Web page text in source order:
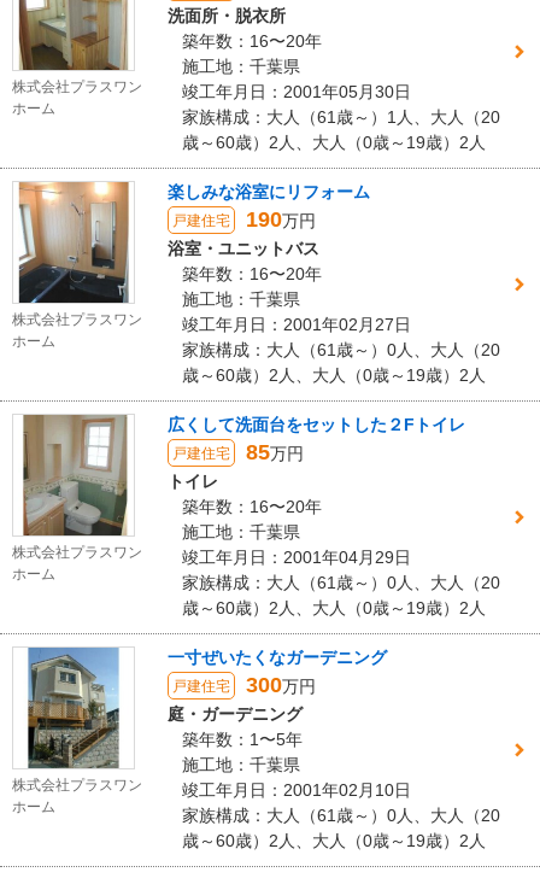
株式会社プラスワン
ホーム
洗面所・脱衣所
築年数：16〜20年
施工地：千葉県
竣工年月日：2001年05月30日
家族構成：大人（61歳～）1人、大人（20
歳～60歳）2人、大人（0歳～19歳）2人
株式会社プラスワン
ホーム
楽しみな浴室にリフォーム
戸建住宅 190万円
浴室・ユニットバス
築年数：16〜20年
施工地：千葉県
竣工年月日：2001年02月27日
家族構成：大人（61歳～）0人、大人（20
歳～60歳）2人、大人（0歳～19歳）2人
株式会社プラスワン
ホーム
広くして洗面台をセットした２Fトイレ
戸建住宅 85万円
トイレ
築年数：16〜20年
施工地：千葉県
竣工年月日：2001年04月29日
家族構成：大人（61歳～）0人、大人（20
歳～60歳）2人、大人（0歳～19歳）2人
株式会社プラスワン
ホーム
一寸ぜいたくなガーデニング
戸建住宅 300万円
庭・ガーデニング
築年数：1〜5年
施工地：千葉県
竣工年月日：2001年02月10日
家族構成：大人（61歳～）0人、大人（20
歳～60歳）2人、大人（0歳～19歳）2人